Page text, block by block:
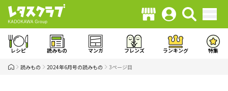
レシピ 読みもの マンガ フレンズ ランキング 特集
読みもの 2024年6月号の読みもの 3ページ目